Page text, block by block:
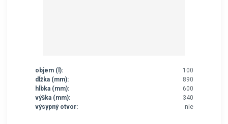
objem (l):
100
dĺžka (mm):
890
hĺbka (mm):
600
výška (mm):
340
výsypný otvor:
nie